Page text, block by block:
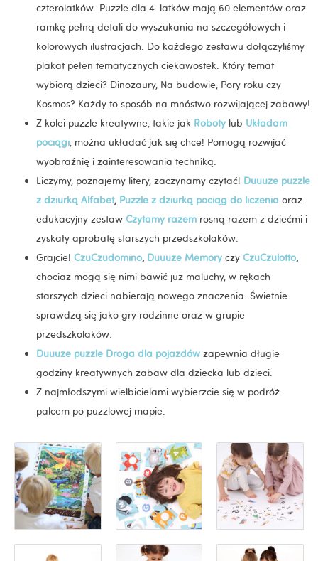
czterolatków. Puzzle dla 4-latków mają 60 elementów oraz
ramkę pełną detali do wyszukania na szczegółowych i
kolorowych ilustracjach. Do każdego zestawu dołączyliśmy
plakat pełen tematycznych ciekawostek. Który temat
wybiorą dzieci? Dinozaury, Na budowie, Pory roku czy
Kosmos? Każdy to sposób na mnóstwo rozwijającej zabawy!
Z kolei puzzle kreatywne, takie jak Roboty lub Układam
pociągi , można układać jak się chce! Pomogą rozwijać
wyobraźnię i zainteresowania techniką.
Liczymy, poznajemy litery, zaczynamy czytać! Duuuże puzzle
z dziurką Alfabet, Puzzle z dziurką pociąg do liczenia oraz
edukacyjny zestawCzytamy razem rosną razem z dziećmi i
zyskały aprobatę starszych przedszkolaków.
Grajcie!CzuCzudomino, Duuuże Memory czyCzuCzulotto,
chociaż mogą się nimi bawić już maluchy, w rękach
starszych dzieci nabierają nowego znaczenia. Świetnie
sprawdzą się jako gry rodzinne oraz w grupie
przedszkolaków.
Duuuże puzzle Droga dla pojazdów zapewnia długie
godziny kreatywnych zabaw dla dziecka lub dzieci.
Z najmłodszymi wielbicielami wybierzcie się w podróż
palcem po puzzlowej mapie.